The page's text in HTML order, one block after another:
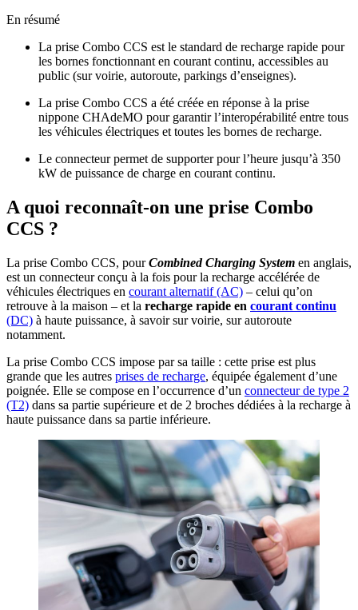
En résumé
La prise Combo CCS est le standard de recharge rapide pour
les bornes fonctionnant en courant continu, accessibles au
public (sur voirie, autoroute, parkings d’enseignes).
La prise Combo CCS a été créée en réponse à la prise
nippone CHAdeMO pour garantir l’interopérabilité entre tous
les véhicules électriques et toutes les bornes de recharge.
Le connecteur permet de supporter pour l’heure jusqu’à 350
kW de puissance de charge en courant continu.
A quoi reconnaît-on une prise Combo
CCS ?
La prise Combo CCS, pour Combined Charging System en anglais,
est un connecteur conçu à la fois pour la recharge accélérée de
véhicules électriques en courant alternatif (AC) – celui qu’on
retrouve à la maison – et la recharge rapide en courant continu
(DC) à haute puissance, à savoir sur voirie, sur autoroute
notamment.
La prise Combo CCS impose par sa taille : cette prise est plus
grande que les autres prises de recharge, équipée également d’une
poignée. Elle se compose en l’occurrence d’un connecteur de type 2
(T2) dans sa partie supérieure et de 2 broches dédiées à la recharge à
haute puissance dans sa partie inférieure.